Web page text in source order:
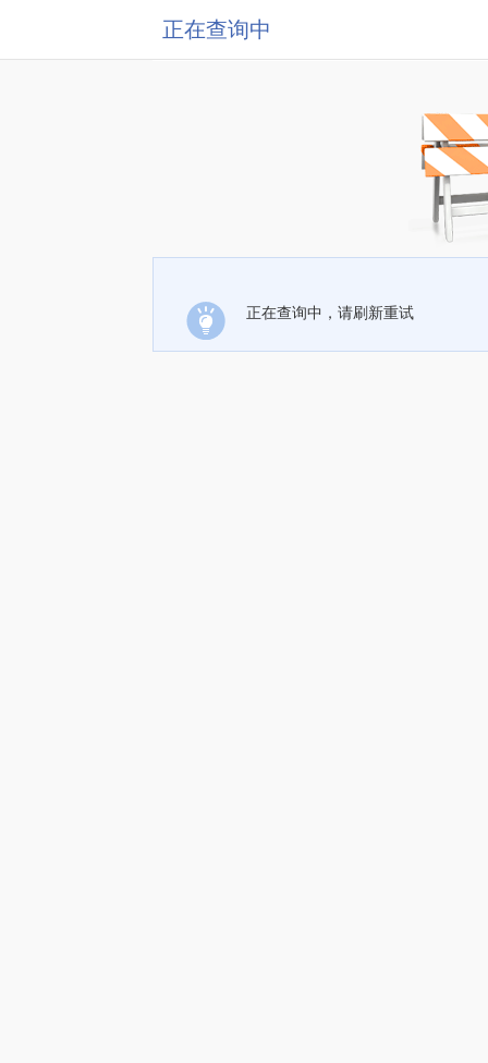
正在查询中
正在查询中，请刷新重试